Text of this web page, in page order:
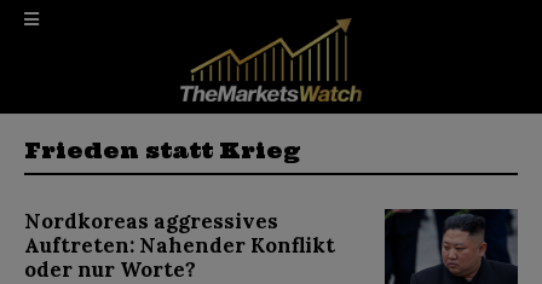
Frieden statt Krieg
Nordkoreas aggressives
Auftreten: Nahender Konflikt
oder nur Worte?